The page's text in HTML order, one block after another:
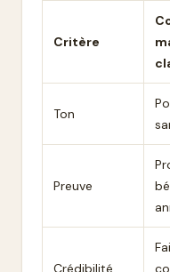
Critère
Ton
Preuve
Crédibilité